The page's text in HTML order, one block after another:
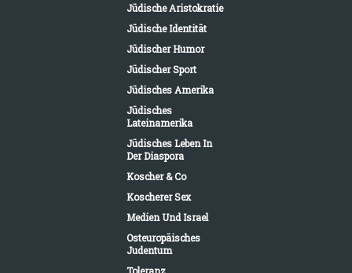
Jüdische Aristokratie
Jüdische Identität
Jüdischer Humor
Jüdischer Sport
Jüdisches Amerika
Jüdisches
Lateinamerika
Jüdisches Leben In
Der Diaspora
Koscher & Co
Koscherer Sex
Medien Und Israel
Osteuropäisches
Judentum
Toleranz